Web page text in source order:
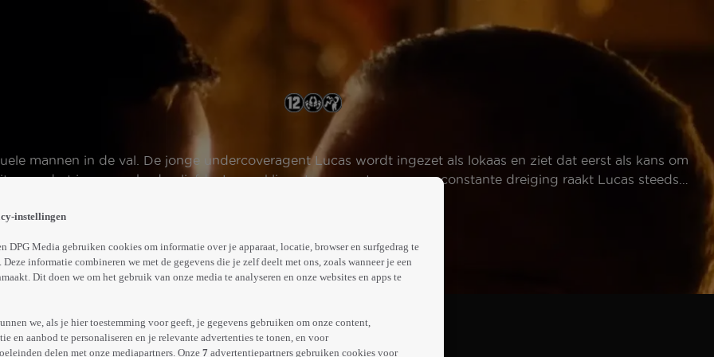
mannen in de val. De jonge undercoveragent Lucas wordt ingezet als lokaas en ziet dat eerst als kans om
in een verboden liefde. In een klimaat van wantrouwen en constante dreiging raakt Lucas steeds
Trailer
Meer
info
instellingen
DPG Media gebruiken cookies om informatie over je apparaat, locatie, browser en surfgedrag te
Deze informatie combineren we met de gegevens die je zelf deelt met ons, zoals wanneer je een
Dit doen we om het gebruik van onze media te analyseren en onze websites en apps te
we, als je hier toestemming voor geeft, je gegevens gebruiken om onze content,
en aanbod te personaliseren en je relevante advertenties te tonen, en voor
delen met onze mediapartners. Onze 7 advertentiepartners gebruiken cookies voor